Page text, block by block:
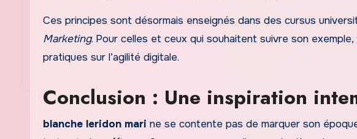
Ces principes sont désormais enseignés dans des cursus
Marketing. Pour celles et ceux qui souhaitent suivre son exemple,
pratiques sur l’agilité digitale.
Conclusion : Une inspiration
blanche leridon mari ne se contente pas de marquer son